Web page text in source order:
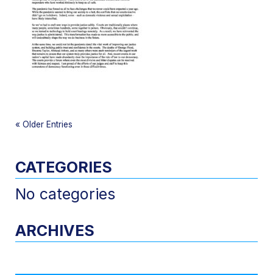
« Older Entries
CATEGORIES
No categories
ARCHIVES